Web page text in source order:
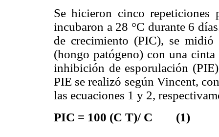
Se hicieron cinco repeticiones
incubaron a 28 °C durante 6
de crecimiento (PIC), se
(hongo patógeno) con una
inhibición de esporulación
PIE se realizó según Vincent,
las ecuaciones 1 y 2,
PIC = 100 (C T)/ C (1)